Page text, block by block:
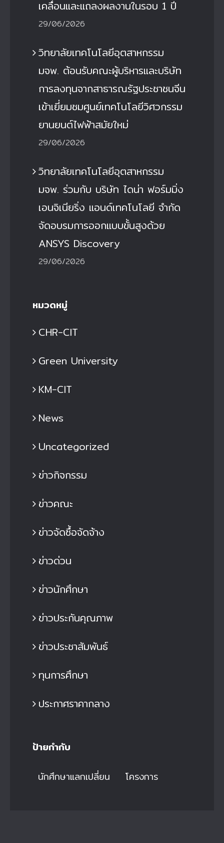
เคลื่อนและแถลงผลงานในรอบ 1 ปี
29/06/2026
วิทยาลัยเทคโนโลยีอุตสาหกรรม
มจพ. ต้อนรับคณะผู้บริหารและบริษัท
การลงทุนจากสาธารณรัฐประชาชนจีน
เข้าเยี่ยมชมศูนย์เทคโนโลยีวิศวกรรม
ยานยนต์ไฟฟ้าสมัยใหม่
29/06/2026
วิทยาลัยเทคโนโลยีอุตสาหกรรม
มจพ. ร่วมกับ บริษัท ไดน่า ฟอร์มมิ่ง
เอนจิเนียริ่ง แอนด์เทคโนโลยี จำกัด
จัดอบรมการออกแบบขั้นสูงด้วย
ANSYS Discovery
29/06/2026
หมวดหมู่
CHR-CIT
Green University
KM-CIT
News
Uncategorized
ข่าวกิจกรรม
ข่าวคณะ
ข่าวจัดซื้อจัดจ้าง
ข่าวด่วน
ข่าวนักศึกษา
ข่าวประกันคุณภาพ
ข่าวประชาสัมพันธ์
ทุนการศึกษา
ประกาศราคากลาง
ป้ายกำกับ
นักศึกษาแลกเปลี่ยน โครงการ